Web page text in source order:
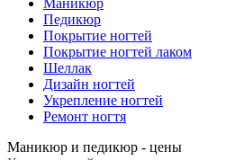
Маникюр
Педикюр
Покрытие ногтей
Покрытие ногтей лаком
Шеллак
Дизайн ногтей
Укрепление ногтей
Ремонт ногтя
Маникюр и педикюр - цены